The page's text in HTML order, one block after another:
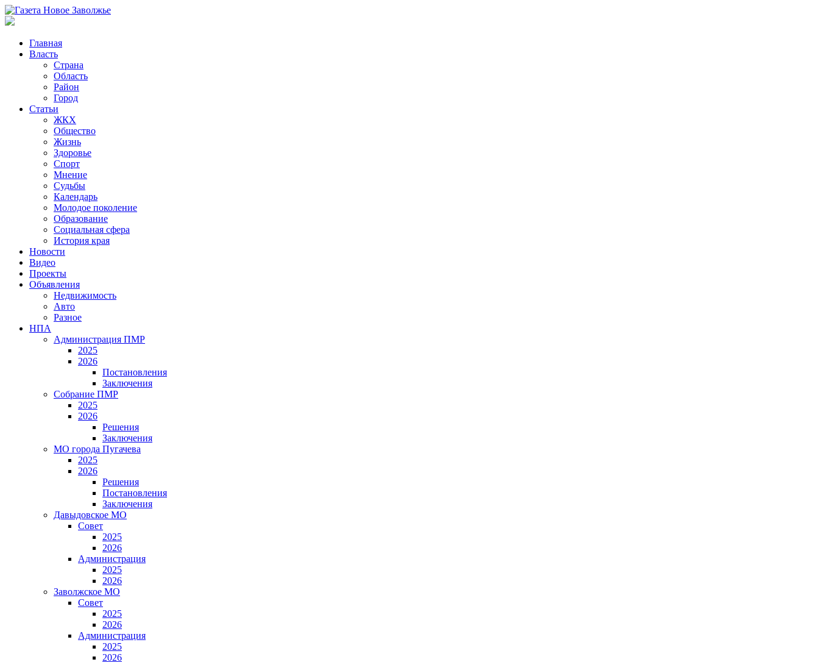
Главная
Власть
Страна
Область
Район
Город
Статьи
ЖКХ
Общество
Жизнь
Здоровье
Спорт
Мнение
Судьбы
Календарь
Молодое поколение
Образование
Социальная сфера
История края
Новости
Видео
Проекты
Объявления
Недвижимость
Авто
Разное
НПА
Администрация ПМР
2025
2026
Постановления
Заключения
Собрание ПМР
2025
2026
Решения
Заключения
МО города Пугачева
2025
2026
Решения
Постановления
Заключения
Давыдовское МО
Совет
2025
2026
Администрация
2025
2026
Заволжское МО
Совет
2025
2026
Администрация
2025
2026